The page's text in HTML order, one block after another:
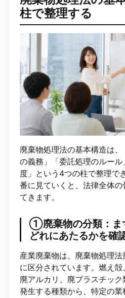
柱で整理する
廃棄物処理法の基本構造は
の義務」「委託処理のルー
度」という4つの柱で整理で
番に見ていくと、法律全体の
てきます。
①廃棄物の分類：ま
どれにあたるかを確
産業廃棄物は、廃棄物処理法
に区分されています。燃え殻
廃アルカリ、廃プラスチッ
発生する種類から、特定の